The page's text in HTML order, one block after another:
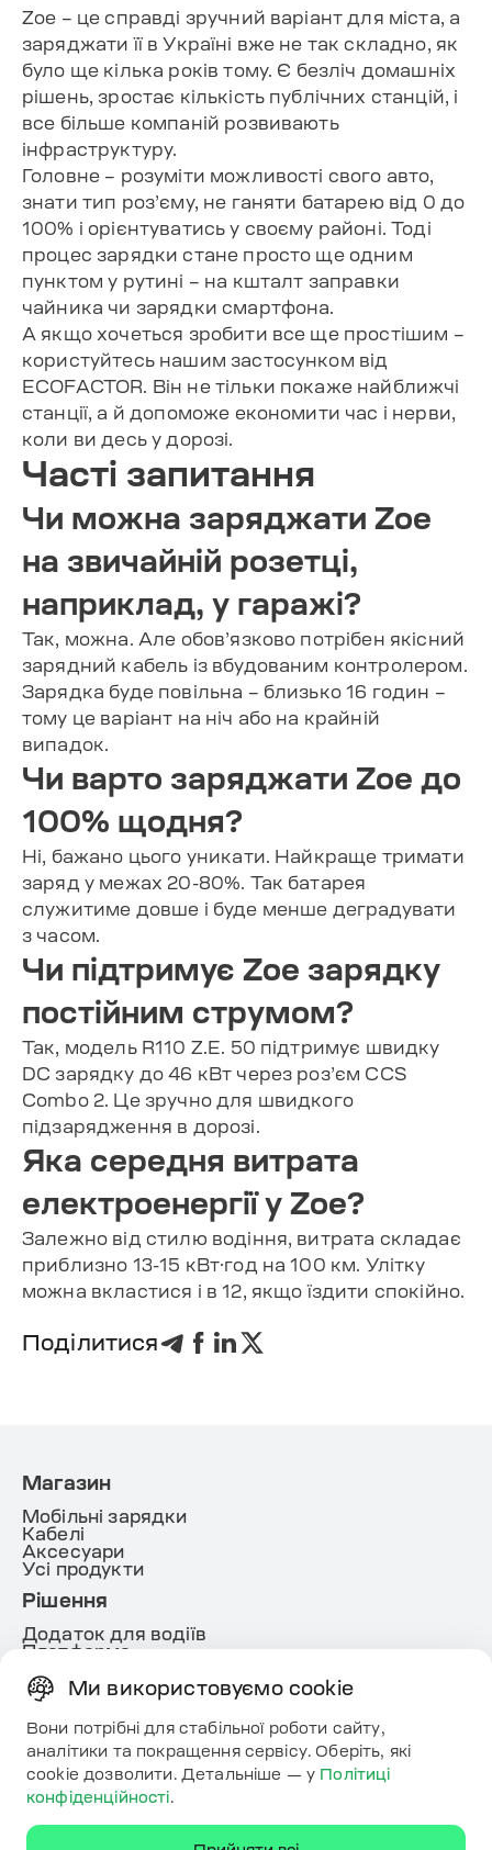
Ми використовуємо cookie
Вони потрібні для стабільної роботи сайту,
аналітики та покращення сервісу. Оберіть, які
cookie дозволити. Детальніше — у Політиці
конфіденційності.
Zoe – це справді зручний варіант для міста, а
заряджати її в Україні вже не так складно, як
було ще кілька років тому. Є безліч домашніх
рішень, зростає кількість публічних станцій, і
все більше компаній розвивають
інфраструктуру.
Головне – розуміти можливості свого авто,
знати тип роз’єму, не ганяти батарею від 0 до
100% і орієнтуватись у своєму районі. Тоді
процес зарядки стане просто ще одним
пунктом у рутині – на кшталт заправки
чайника чи зарядки смартфона.
А якщо хочеться зробити все ще простішим –
користуйтесь нашим застосунком від
ECOFACTOR. Він не тільки покаже найближчі
станції, а й допоможе економити час і нерви,
коли ви десь у дорозі.
Часті запитання
Чи можна заряджати Zoe
на звичайній розетці,
наприклад, у гаражі?
Так, можна. Але обов’язково потрібен якісний
зарядний кабель із вбудованим контролером.
Зарядка буде повільна – близько 16 годин –
тому це варіант на ніч або на крайній
випадок.
Чи варто заряджати Zoe до
100% щодня?
Ні, бажано цього уникати. Найкраще тримати
заряд у межах 20-80%. Так батарея
служитиме довше і буде менше деградувати
з часом.
Чи підтримує Zoe зарядку
постійним струмом?
Так, модель R110 Z.E. 50 підтримує швидку
DC зарядку до 46 кВт через роз’єм CCS
Combo 2. Це зручно для швидкого
підзарядження в дорозі.
Яка середня витрата
електроенергії у Zoe?
Залежно від стилю водіння, витрата складає
приблизно 13-15 кВт·год на 100 км. Улітку
можна вкластися і в 12, якщо їздити спокійно.
Поділитися
Магазин
Мобільні зарядки
Кабелі
Аксесуари
Усі продукти
Рішення
Додаток для водіїв
Платформа
Energy
Корисне
Ресурси
Карта
Контакти